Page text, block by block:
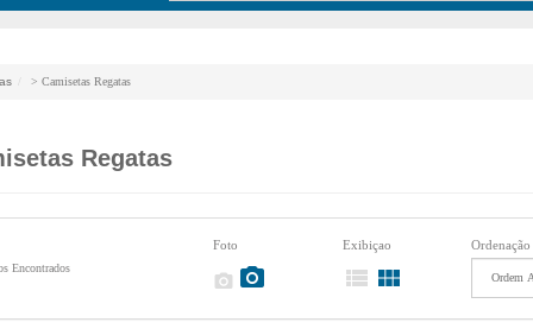
> Camisetas Regatas
Regatas
Encontrados
Foto
 
Exibiçao
 
Ordenação